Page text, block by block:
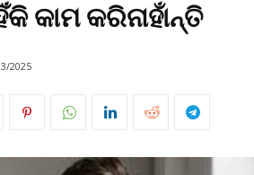
କାମ କରିନାହାଁନ୍ତି
2025